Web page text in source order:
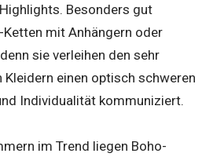
Besonders gut
mit Anhängern oder
sie verleihen den sehr
einen optisch schweren
Individualität kommuniziert.
im Trend liegen Boho-